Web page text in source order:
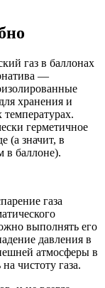
газ в баллонах
—
хранения и
герметичное
(а значит, в
в баллоне).
газа
выполнять его
давления в
атмосферы в
чистоту газа.